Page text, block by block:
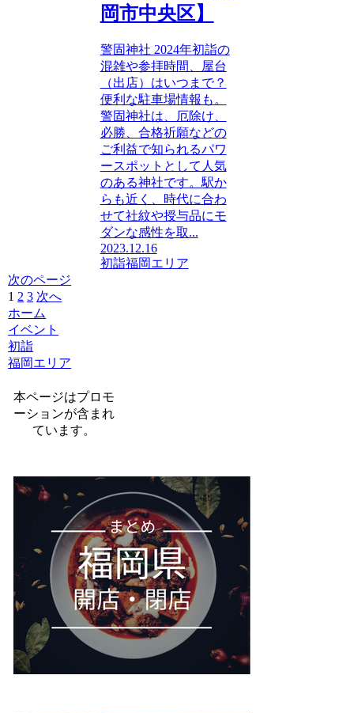
岡市中央区】
警固神社 2024年初詣の
混雑や参拝時間、屋台
（出店）はいつまで？
便利な駐車場情報も。
警固神社は、厄除け、
必勝、合格祈願などの
ご利益で知られるパワ
ースポットとして人気
のある神社です。駅か
らも近く、時代に合わ
せて社紋や授与品にモ
ダンな感性を取...
2023.12.16
初詣福岡エリア
次のページ
1 2 3 次へ
ホーム
イベント
初詣
福岡エリア
本ページはプロモ
ーションが含まれ
ています。